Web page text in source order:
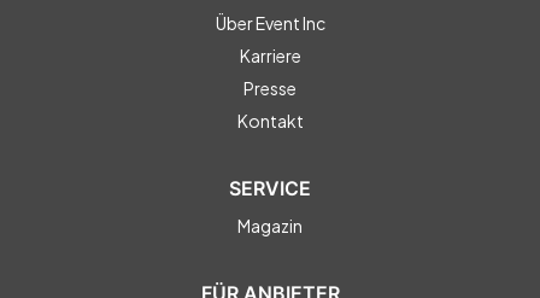
Über Event Inc
Karriere
Presse
Kontakt
SERVICE
Magazin
FÜR ANBIETER